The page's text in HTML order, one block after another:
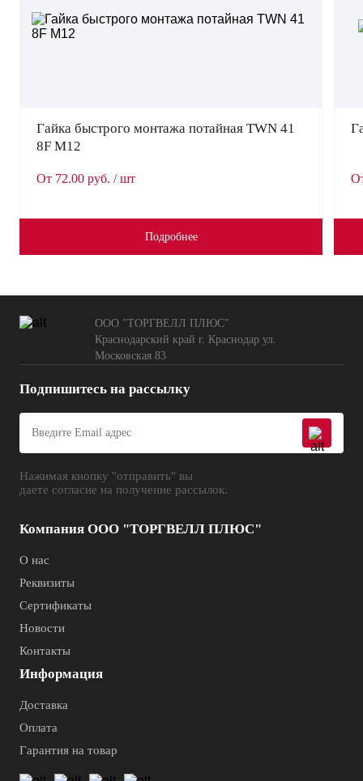
Гайка быстрого монтажа потайная TWN 41
8F M12
От 72.00 руб. / шт
Подробнее
ООО "ТОРГВЕЛЛ ПЛЮС"
Краснодарский край г. Краснодар ул.
Московская 83
Компания ООО "ТОРГВЕЛЛ ПЛЮС"
О нас
Реквизиты
Сертификаты
Новости
Контакты
Информация
Доставка
Оплата
Гарантия на товар
Подпишитесь на рассылку
Нажимая кнопку "отправить" вы
даете согласие на получение рассылок.